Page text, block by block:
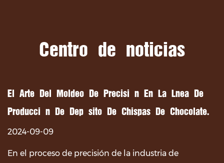
Centro de noticias
El Arte Del Moldeo De Precisión En La Línea De
Producción De Depósito De Chispas De Chocolate.
2024-09-09
En el proceso de precisión de la industria de